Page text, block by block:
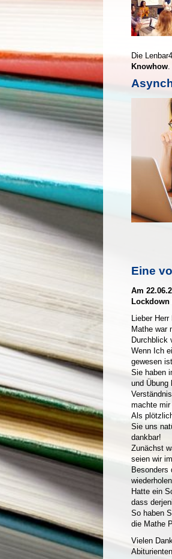
Die
Knowhow.
Eine
Am
Lockdown
Lieber Herr
Mathe war
Durchblick
Wenn Ich
gewesen
Sie haben
und Übung
machte mir
Als
Sie uns
dankbar!
Zunächst
seien wir
Besonders
Hatte ein
dass
So haben
die Mathe
Vielen